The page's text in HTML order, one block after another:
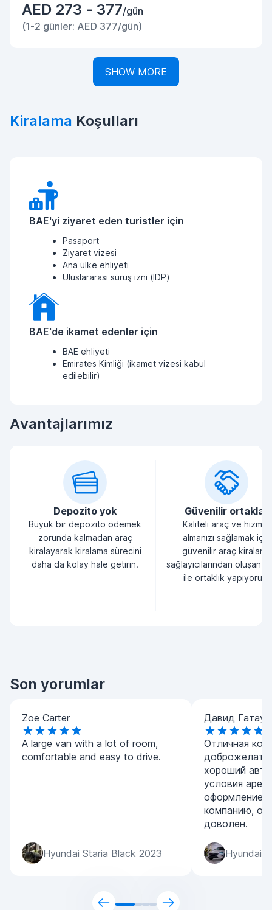
AED 273 - 377/gün
(1-2 günler: AED 377/gün)
SHOW MORE
Kiralama Koşulları
BAE'yi ziyaret eden turistler için
Pasaport
Ziyaret vizesi
Ana ülke ehliyeti
Uluslararası sürüş izni (IDP)
BAE'de ikamet edenler için
BAE ehliyeti
Emirates Kimliği (ikamet vizesi kabul
edilebilir)
Avantajlarımız
Depozito yok
Büyük bir depozito ödemek
zorunda kalmadan araç
kiralayarak kiralama sürecini
daha da kolay hale getirin.
Güvenilir ortaklar
Kaliteli araç ve hizmet
almanızı sağlamak için
güvenilir araç kiralama
sağlayıcılarından oluşan
ile ortaklık yapıyoruz.
Son yorumlar
Zoe Carter
A large van with a lot of room,
comfortable and easy to drive.
Hyundai Staria Black 2023
Давид
Отличная
хороший
условия
оформление.
компанию,
доволен.
Hyundai